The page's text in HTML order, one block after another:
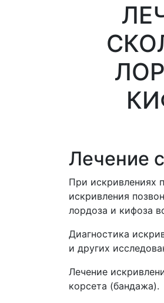
Лечение
При искривлениях
искривления
лордоза и кифоза
Диагностика
и других
Лечение
корсета (бандажа).